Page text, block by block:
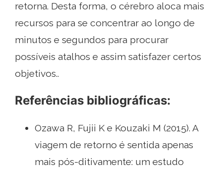
retorna. Desta forma, o cérebro aloca mais
recursos para se concentrar ao longo de
minutos e segundos para procurar
possíveis atalhos e assim satisfazer certos
objetivos..
Referências bibliográficas:
Ozawa R, Fujii K e Kouzaki M (2015). A
viagem de retorno é sentida apenas
mais pós-ditivamente: um estudo